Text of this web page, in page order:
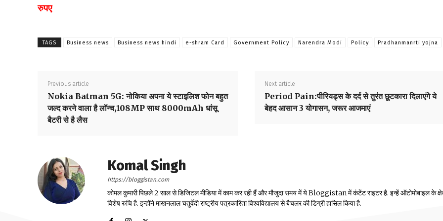
रुपए
TAGS Business news Business news hindi e-shram Card Government Policy Narendra Modi Policy Pradhanmanrti yojna
Previous article
Nokia Batman 5G: नोकिया अपना ये स्टाइलिश फोन बहुत
जल्द करने वाला है लॉन्च,108MP साथ 8000mAh धांसू
बैटरी से है लैस
Next article
Period Pain:पीरियड्स के दर्द से तुरंत छूटकारा दिलाएंगे ये
बेहद आसान 3 योगासन, जरूर आजमाएं
Komal Singh
https://bloggistan.com
कोमल कुमारी पिछले 2 साल से डिजिटल मीडिया में काम कर रही हैं और मौजुदा समय में ये Bloggistan में कंटेंट राइटर है. इन्हें ऑटोमोबाइल के
विशेष रुचि है. इन्होंने माखनलाल चतुर्वेदी राष्ट्रीय पत्रकारिता विश्वविद्यालय से बैचलर की डिग्री हासिल किया है.